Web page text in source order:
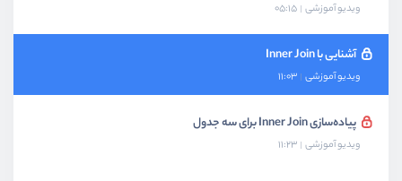
ویدیو آموزشی 05:15
آشنایی با Inner Join
ویدیو آموزشی 11:03
پیاده‌سازی Inner Join برای سه جدول
ویدیو آموزشی 11:23